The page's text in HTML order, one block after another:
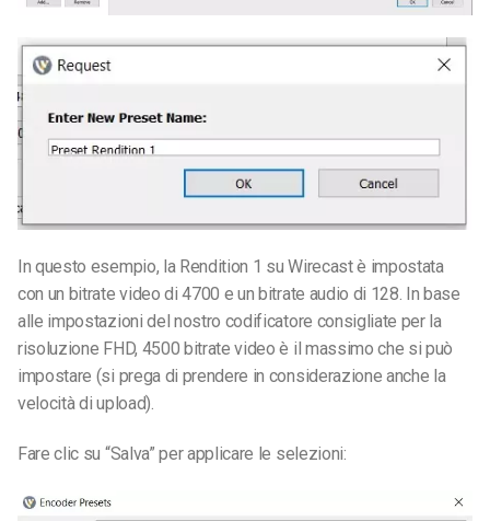
In questo esempio, la Rendition 1 su Wirecast è impostata
con un bitrate video di 4700 e un bitrate audio di 128. In base
alle impostazioni del nostro codificatore consigliate per la
risoluzione FHD, 4500 bitrate video è il massimo che si può
impostare (si prega di prendere in considerazione anche la
velocità di upload).
Fare clic su “Salva” per applicare le selezioni: